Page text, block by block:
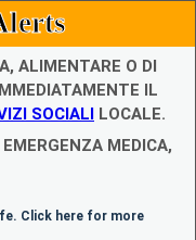
ALIMENTARE O DI
IL
SOCIALI LOCALE.
MEDICA,
Click here for more